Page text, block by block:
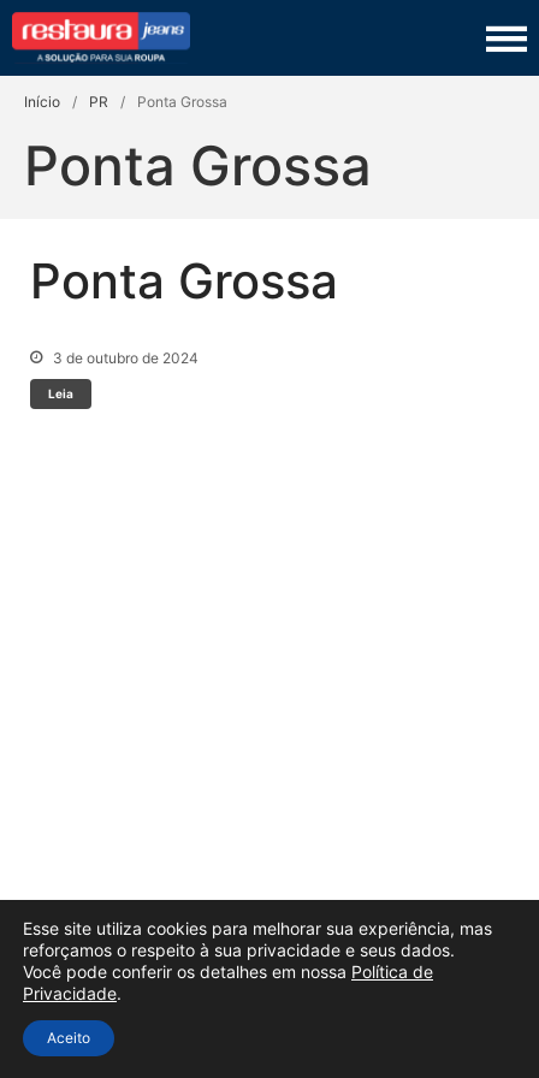
LAVANDERIA
PRODUTOS
Início / PR / Ponta Grossa
Ponta Grossa
Ponta Grossa
3 de outubro de 2024
Leia
Esse site utiliza cookies para melhorar sua experiência, mas
reforçamos o respeito à sua privacidade e seus dados.
Você pode conferir os detalhes em nossa Política de
Privacidade.
Aceito